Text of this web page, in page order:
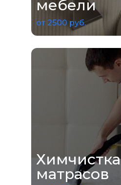
мебели
от 2500 руб.
Химчистка
матрасов